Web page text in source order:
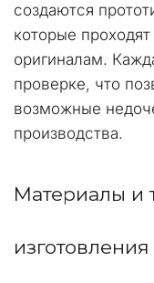
создаются
которые
оригиналам.
проверке, что
возможные
производства.
Материалы и